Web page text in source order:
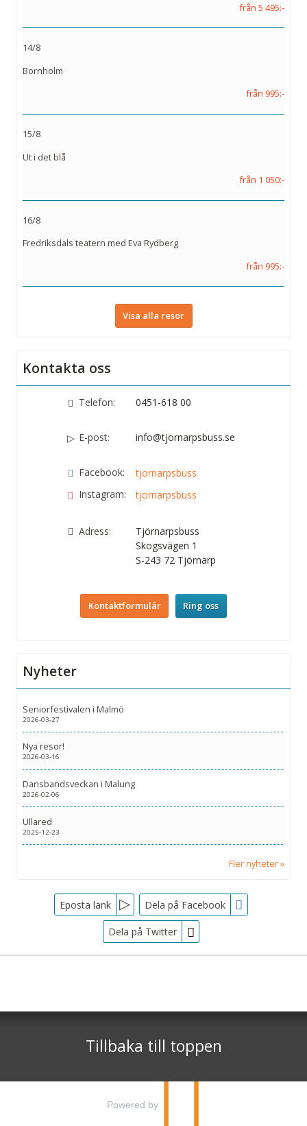
från 5 495:-
14/8
Bornholm
från 995:-
15/8
Ut i det blå
från 1 050:-
16/8
Fredriksdals teatern med Eva Rydberg
från 995:-
Visa alla resor
Kontakta oss
Telefon: 0451-618 00
E-post: info@tjornarpsbuss.se
Facebook:
tjornarpsbuss
Instagram:
tjornarpsbuss
Adress:
Tjörnarpsbuss
Skogsvägen 1
S-243 72 Tjörnarp
Kontaktformulär Ring oss
Nyheter
Seniorfestivalen i Malmö
2026-03-27
Nya resor!
2026-03-16
Dansbandsveckan i Malung
2026-02-06
Ullared
2025-12-23
Fler nyheter
FacebookEposta länk Dela på Facebook
Dela på Twitter
Jag samtycker till dataskyddspolicyn.
Telefon 0451-618 00
Tillbaka till toppen
Powered by